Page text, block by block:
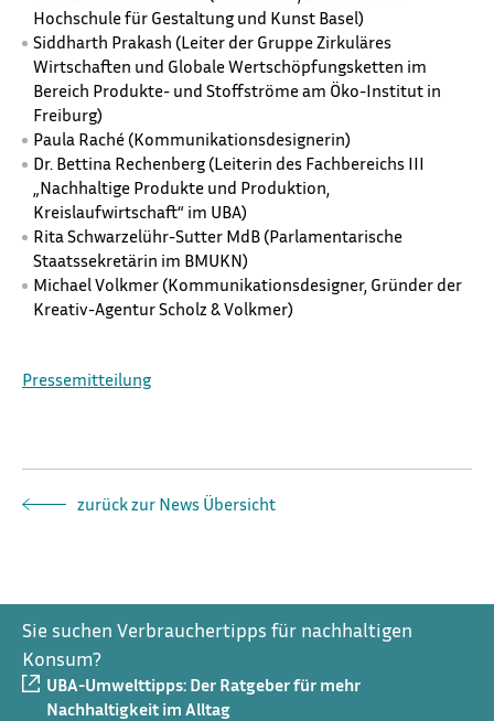
Hochschule für Gestaltung und Kunst Basel)
Siddharth Prakash (Leiter der Gruppe Zirkuläres
Wirtschaften und Globale Wertschöpfungsketten im
Bereich Produkte- und Stoffströme am Öko-Institut in
Freiburg)
Paula Raché (Kommunikationsdesignerin)
Dr. Bettina Rechenberg (Leiterin des Fachbereichs III
„Nachhaltige Produkte und Produktion,
Kreislaufwirtschaft“ im UBA)
Rita Schwarzelühr-Sutter MdB (Parlamentarische
Staatssekretärin im BMUKN)
Michael Volkmer (Kommunikationsdesigner, Gründer der
Kreativ-Agentur Scholz & Volkmer)
Pressemitteilung
zurück zur News Übersicht
Sie suchen Verbrauchertipps für nachhaltigen
Konsum?
UBA-Umwelttipps: Der Ratgeber für mehr
Nachhaltigkeit im Alltag